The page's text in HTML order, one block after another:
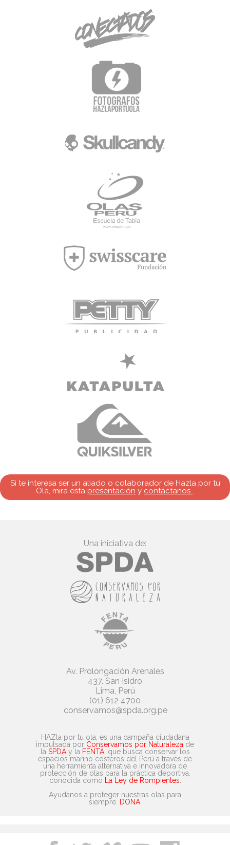
Si te interesa ser un aliado o colaborador de Hazla por tu
Ola, mira esta presentación y contáctanos .
Una iniciativa de:
Av. Prolongación Arenales
437. San Isidro
Lima, Perú
(01) 612 4700
conservamos@spda.org.pe
HAZla por tu ola, es una campaña ciudadana
impulsada por Conservamos por Naturaleza de
la SPDAy la FENTA, que busca conservar los
espacios marino costeros del Perú a través de
una herramienta alternativa e innovadora de
protección de olas para la práctica deportiva,
conocida como
La Ley de Rompientes
Ayudanos a proteger nuestras olas para
siempre. DONA.